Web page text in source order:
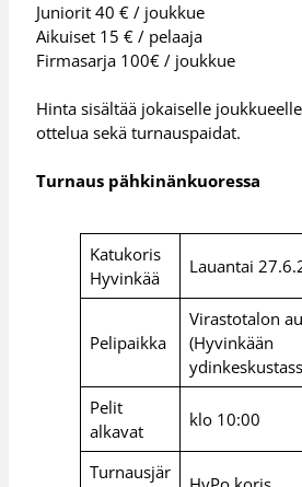
Juniorit 40 € / joukkue
Aikuiset 15 € / pelaaja
Firmasarja 100€ / joukkue
Hinta sisältää jokaiselle
ottelua sekä turnauspaidat.
Turnaus pähkinänkuoressa
Katukoris
Hyvinkää
Lauantai
Pelipaikka
Virastotalon
(Hyvinkään
Pelit
alkavat
klo 10:00
Turnausjär